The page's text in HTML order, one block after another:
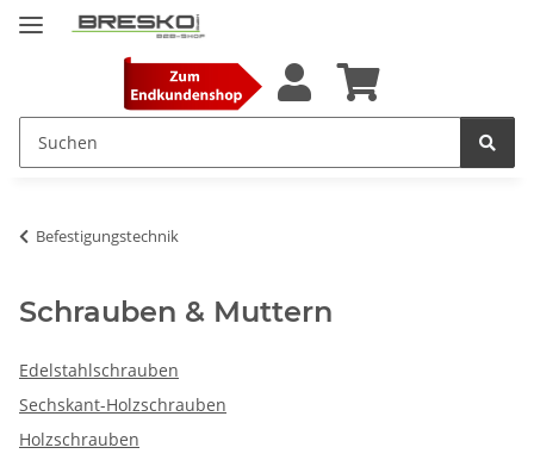
Befestigungstechnik
Schrauben & Muttern
Edelstahlschrauben
Sechskant-Holzschrauben
Holzschrauben